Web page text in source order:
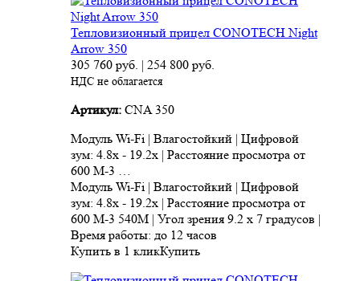
Тепловизионный прицел CONOTECH Night
Arrow 350
305 760 руб. | 254 800 руб.
НДС не облагается
Артикул: CNA 350
Модуль Wi-Fi | Влагостойкий | Цифровой
зум: 4.8x - 19.2x | Расстояние просмотра от
600 M-3 …
Модуль Wi-Fi | Влагостойкий | Цифровой
зум: 4.8x - 19.2x | Расстояние просмотра от
600 M-3 540M | Угол зрения 9.2 x 7 градусов |
Время работы: до 12 часов
Купить в 1 кликКупить